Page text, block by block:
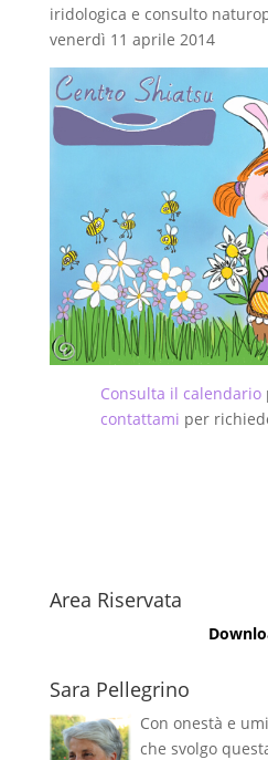
iridologica e consulto
venerdì 11 aprile 2014
Consulta il calendario
contattami per
Area Riservata
Sara Pellegrino
Con onestà e
che svolgo